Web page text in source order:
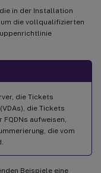
in der Installation
die vollqualifizierten
die Tickets
die Tickets
aufweisen,
die vom
Beispiele eine